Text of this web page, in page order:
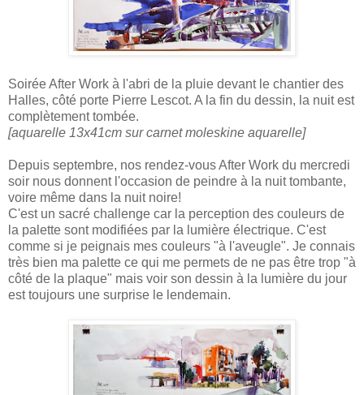
Soirée After Work à l'abri de la pluie devant le chantier des
Halles, côté porte Pierre Lescot. A la fin du dessin, la nuit est
complètement tombée.
[aquarelle 13x41cm sur carnet moleskine aquarelle]
Depuis septembre, nos rendez-vous After Work du mercredi
soir nous donnent l'occasion de peindre à la nuit tombante,
voire même dans la nuit noire!
C'est un sacré challenge car la perception des couleurs de
la palette sont modifiées par la lumière électrique. C'est
comme si je peignais mes couleurs "à l'aveugle". Je connais
très bien ma palette ce qui me permets de ne pas être trop "à
côté de la plaque" mais voir son dessin à la lumière du jour
est toujours une surprise le lendemain.